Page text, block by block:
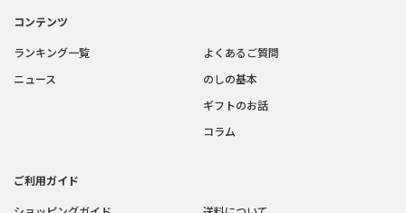
コンテンツ
ランキング一覧
ニュース
よくあるご質問
のしの基本
ギフトのお話
コラム
ご利用ガイド